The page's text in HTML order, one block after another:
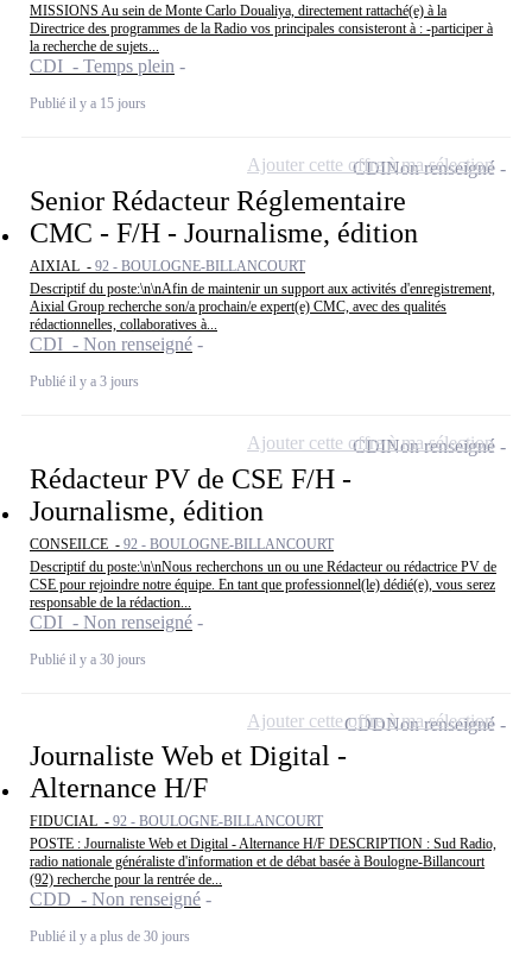
MISSIONS Au sein de Monte Carlo Doualiya, directement rattaché(e) à la
Directrice des programmes de la Radio vos principales consisteront à : -participer à
la recherche de sujets...
CDI - Temps plein
Publié il y a 15 jours
Senior Rédacteur Réglementaire
CMC - F/H - Journalisme, édition
AIXIAL - 92 - BOULOGNE-BILLANCOURT
Descriptif du poste:\n\nAfin de maintenir un support aux activités d'enregistrement,
Aixial Group recherche son/a prochain/e expert(e) CMC, avec des qualités
rédactionnelles, collaboratives à...
CDI - Non renseigné
Publié il y a 3 jours
CDINon renseigné
Ajouter cette offre à ma sélection
Rédacteur PV de CSE F/H -
Journalisme, édition
CONSEILCE - 92 - BOULOGNE-BILLANCOURT
Descriptif du poste:\n\nNous recherchons un ou une Rédacteur ou rédactrice PV de
CSE pour rejoindre notre équipe. En tant que professionnel(le) dédié(e), vous serez
responsable de la rédaction...
CDI - Non renseigné
Publié il y a 30 jours
CDINon renseigné
Ajouter cette offre à ma sélection
Journaliste Web et Digital -
Alternance H/F
FIDUCIAL - 92 - BOULOGNE-BILLANCOURT
POSTE : Journaliste Web et Digital - Alternance H/F DESCRIPTION : Sud Radio,
radio nationale généraliste d'information et de débat basée à Boulogne-Billancourt
(92) recherche pour la rentrée de...
CDD - Non renseigné
Publié il y a plus de 30 jours
CDDNon renseigné
Ajouter cette offre à ma sélection